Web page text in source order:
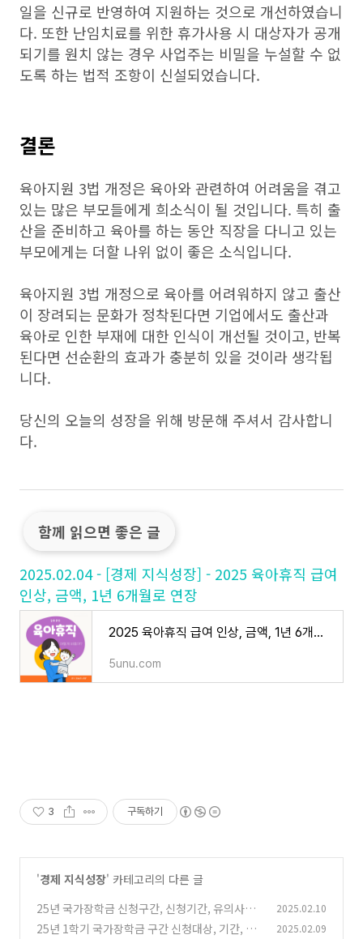
일을 신규로 반영하여 지원하는 것으로 개선하였습니
다. 또한 난임치료를 위한 휴가사용 시 대상자가 공개
되기를 원치 않는 경우 사업주는 비밀을 누설할 수 없
도록 하는 법적 조항이 신설되었습니다.
결론
육아지원 3법 개정은 육아와 관련하여 어려움을 겪고
있는 많은 부모들에게 희소식이 될 것입니다. 특히 출
산을 준비하고 육아를 하는 동안 직장을 다니고 있는
부모에게는 더할 나위 없이 좋은 소식입니다.
육아지원 3법 개정으로 육아를 어려워하지 않고 출산
이 장려되는 문화가 정착된다면 기업에서도 출산과
육아로 인한 부재에 대한 인식이 개선될 것이고, 반복
된다면 선순환의 효과가 충분히 있을 것이라 생각됩
니다.
당신의 오늘의 성장을 위해 방문해 주셔서 감사합니
다.
함께 읽으면 좋은 글
2025.02.04 - [경제 지식성장] - 2025 육아휴직 급여
인상, 금액, 1년 6개월로 연장
2025 육아휴직 급여 인상, 금액, 1년 6개월로 연장
5unu.com
3 구독하기
'경제 지식성장' 카테고리의 다른 글
25년 국가장학금 신청구간, 신청기간, 유의사항
(0)
2025.02.10
25년 1학기 국가장학금 구간 신청대상, 기간, 금
2025.02.09